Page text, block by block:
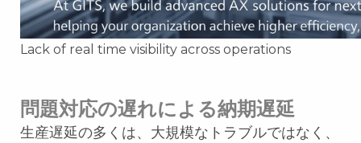
Lack of real time visibility across operations
問題対応の遅れによる納期遅延
生産遅延の多くは、大規模なトラブルではなく、